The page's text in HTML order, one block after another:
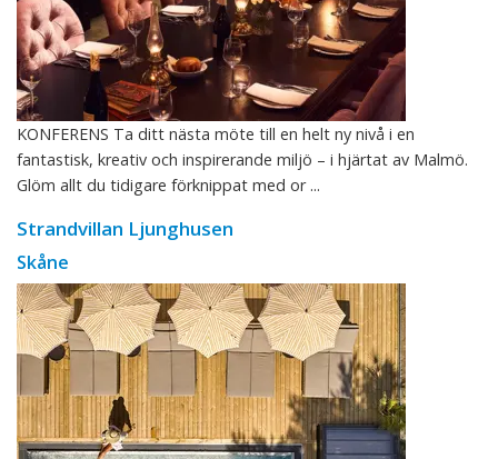
KONFERENS Ta ditt nästa möte till en helt ny nivå i en
fantastisk, kreativ och inspirerande miljö – i hjärtat av Malmö.
Glöm allt du tidigare förknippat med or ...
Strandvillan Ljunghusen
Skåne